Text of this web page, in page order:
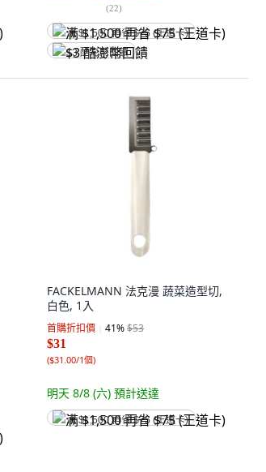
(22)
满 $1,500 再省 $75 (王道卡)
$3 酷澎幣回饋
FACKELMANN 法克漫 蔬菜造型切,
白色, 1入
首購折扣價 41%$53
$31
($31.00/1個)
明天 8/8 (六) 預計送達
满 $1,500 再省 $75 (王道卡)